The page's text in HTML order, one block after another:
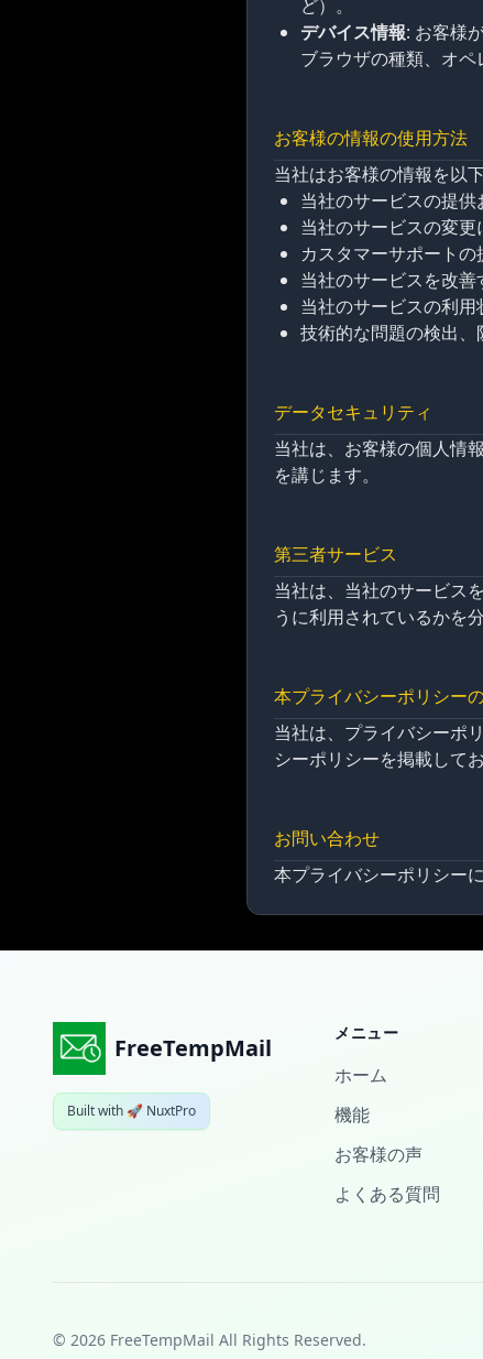
ど）。
デバイス情報: お客様
ブラウザの種類、オペ
お客様の情報の使用方法
当社はお客様の情報を以
当社のサービスの提供
当社のサービスの変更
カスタマーサポートの
当社のサービスを改
当社のサービスの利用
技術的な問題の検出
データセキュリティ
当社は、お客様の個人情
を講じます。
第三者サービス
当社は、当社のサービス
うに利用されているかを
本プライバシーポリシー
当社は、プライバシーポ
シーポリシーを掲載して
お問い合わせ
本プライバシーポリシー
FreeTempMail
Built with 🚀 NuxtPro
メニュー
ホーム
機能
お客様の声
よくある質問
© 2026 FreeTempMail All Rights Reserved.